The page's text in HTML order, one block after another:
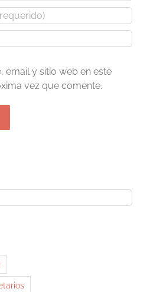
email y sitio web en este
vez que comente.